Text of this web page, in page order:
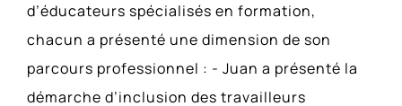
d’éducateurs spécialisés en formation,
chacun a présenté une dimension de son
parcours professionnel : - Juan a présenté la
démarche d’inclusion des travailleurs